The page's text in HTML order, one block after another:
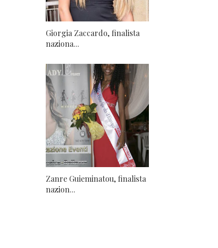
Giorgia Zaccardo, finalista
naziona...
Zanre Guieminatou, finalista
nazion...